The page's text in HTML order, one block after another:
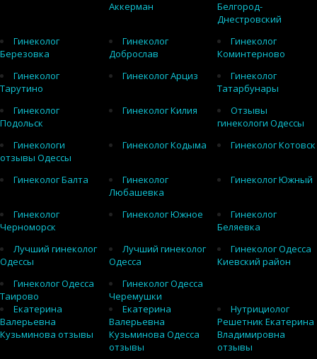
Аккерман
Белгород-
Днестровский
Гинеколог
Березовка
Гинеколог
Доброслав
Гинеколог
Коминтерново
Гинеколог
Тарутино
Гинеколог Арциз
Гинеколог
Татарбунары
Гинеколог
Подольск
Гинеколог Килия
Отзывы
гинекологи Одессы
Гинекологи
отзывы Одессы
Гинеколог Кодыма Гинеколог Котовск
Гинеколог Балта
Гинеколог
Любашевка
Гинеколог Южный
Гинеколог
Черноморск
Гинеколог Южное
Гинеколог
Беляевка
Лучший гинеколог
Одессы
Лучший гинеколог
Одесса
Гинеколог Одесса
Киевский район
Гинеколог Одесса
Таирово
Гинеколог Одесса
Черемушки
Екатерина
Валерьевна
Кузьминова отзывы
Екатерина
Валерьевна
Кузьминова Одесса
отзывы
Нутрициолог
Решетник Екатерина
Владимировна
отзывы